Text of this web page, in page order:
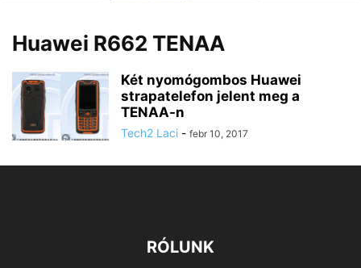
Huawei R662 TENAA
Két nyomógombos Huawei
strapatelefon jelent meg a
TENAA-n
Tech2 Laci - febr 10, 2017
RÓLUNK